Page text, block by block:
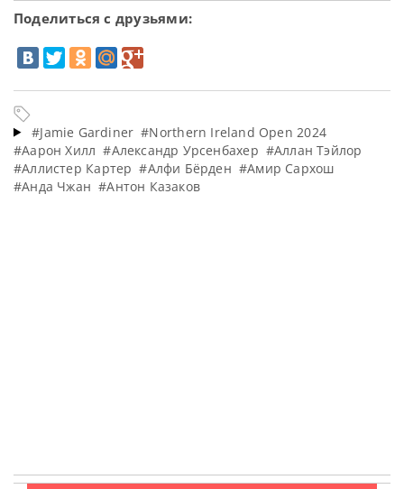
Поделиться с друзьями:
#Jamie Gardiner #Northern Ireland Open 2024
#Аарон Хилл #Александр Урсенбахер #Аллан Тэйлор
#Аллистер Картер #Алфи Бёрден #Амир Сархош
#Анда Чжан #Антон Казаков